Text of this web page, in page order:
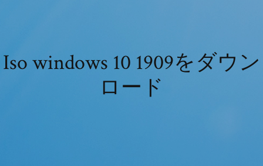
Iso windows 10 1909をダウン
ロード